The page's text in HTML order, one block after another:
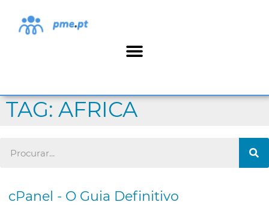
TAG: AFRICA
cPanel - O Guia Definitivo